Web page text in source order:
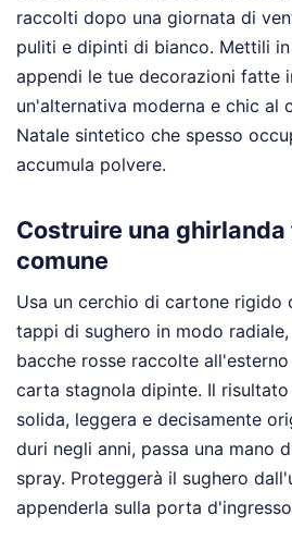
raccolti dopo una giornata di
puliti e dipinti di bianco. Mettili
appendi le tue decorazioni fatte
un'alternativa moderna e chic al
Natale sintetico che spesso
accumula polvere.
Costruire una
comune
Usa un cerchio di cartone rigido
tappi di sughero in modo
bacche rosse raccolte
carta stagnola dipinte. Il risultato
solida, leggera e decisamente
duri negli anni, passa una mano
spray. Proteggerà il sughero
appenderla sulla porta